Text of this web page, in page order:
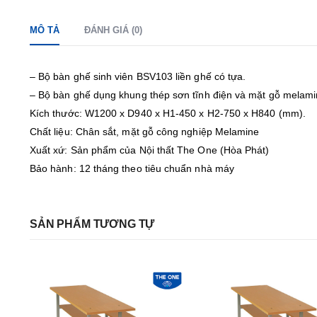
MÔ TẢ ĐÁNH GIÁ (0)
– Bộ bàn ghế sinh viên BSV103 liền ghế có tựa.
– Bộ bàn ghế dụng khung thép sơn tĩnh điện và mặt gỗ
Kích thước: W1200 x D940 x H1-450 x H2-750 x H840 (mm).
Chất liệu: Chân sắt, mặt gỗ công nghiệp Melamine
Xuất xứ: Sản phẩm của Nội thất The One (Hòa Phát)
Bảo hành: 12 tháng theo tiêu chuẩn nhà máy
SẢN PHẨM TƯƠNG TỰ